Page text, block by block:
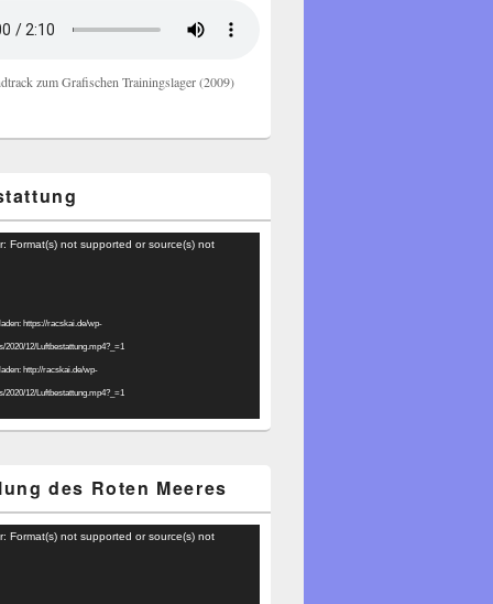
zum Grafischen Trainingslager (2009)
Format(s) not supported or source(s) not
https://racskai.de/wp-
2020/12/Luftbestattung.mp4?_=1
http://racskai.de/wp-
2020/12/Luftbestattung.mp4?_=1
des Roten Meeres
Format(s) not supported or source(s) not